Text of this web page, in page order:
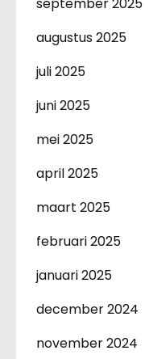
augustus 2025
juli 2025
juni 2025
mei 2025
april 2025
maart 2025
februari 2025
januari 2025
december 2024
november 2024